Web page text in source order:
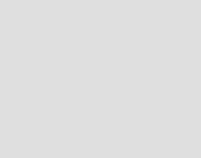
Более того, все моды
это на 100%
вы можете загрузить и
Unlocked PPCine (Es) 4.3.5
наслаждаться